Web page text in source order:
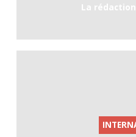
La rédaction